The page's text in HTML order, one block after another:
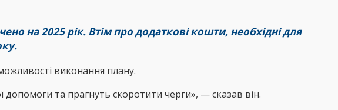
на 2025 рік. Втім про додаткові кошти, необхідні для
виконання плану.
допомоги та прагнуть скоротити черги», — сказав він.